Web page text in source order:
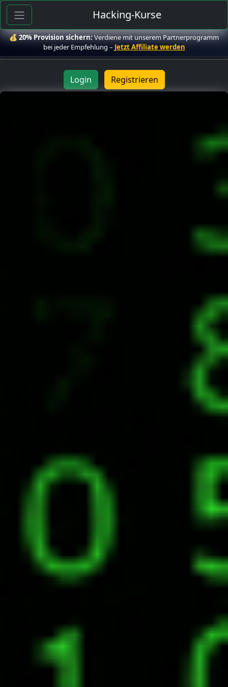
Hacking-Kurse
💰20% Provision sichern:Verdiene mit unserem Partnerprogramm
bei jeder Empfehlung – Jetzt Affiliate werden
Login Registrieren